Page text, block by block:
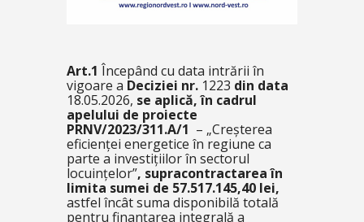
Art.1 Începând cu data intrării în
vigoare a Deciziei nr. 1223 din data
18.05.2026, se aplică, în cadrul
apelului de proiecte
PRNV/2023/311.A/1 – „Creșterea
eficienței energetice în regiune ca
parte a investițiilor în sectorul
locuințelor”, supracontractarea în
limita sumei de 57.517.145,40 lei,
astfel încât suma disponibilă totală
pentru finanțarea integrală a